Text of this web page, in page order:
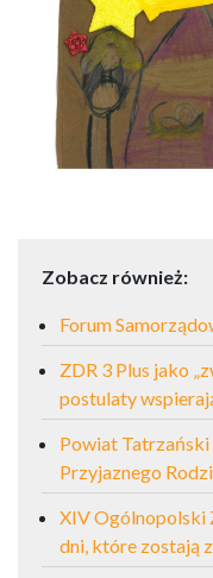
Zobacz również:
Forum
ZDR 3 Plus jako
postulaty
Powiat
Przyjaznego
XIV Ogólnopolski
dni, które zostają